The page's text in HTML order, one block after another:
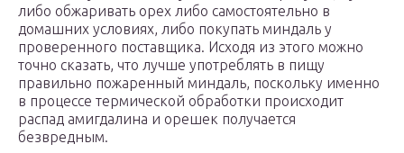
либо обжаривать орех либо самостоятельно в
домашних условиях, либо покупать миндаль у
проверенного поставщика. Исходя из этого можно
точно сказать, что лучше употреблять в пищу
правильно пожаренный миндаль, поскольку именно
в процессе термической обработки происходит
распад амигдалина и орешек получается
безвредным.